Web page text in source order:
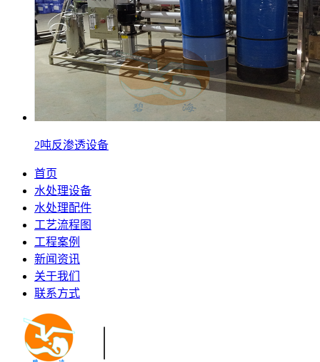
2吨反渗透设备
首页
水处理设备
水处理配件
工艺流程图
工程案例
新闻资讯
关于我们
联系方式